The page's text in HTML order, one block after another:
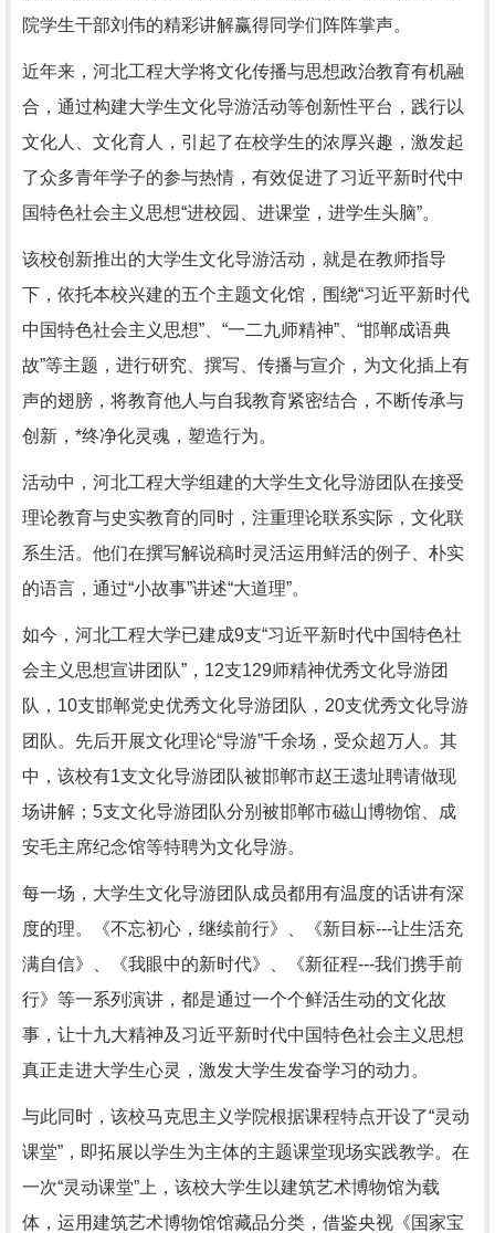
院学生干部刘伟的精彩讲解赢得同学们阵阵掌声。
近年来，河北工程大学将文化传播与思想政治教育有机融
合，通过构建大学生文化导游活动等创新性平台，践行以
文化人、文化育人，引起了在校学生的浓厚兴趣，激发起
了众多青年学子的参与热情，有效促进了习近平新时代中
国特色社会主义思想“进校园、进课堂，进学生头脑”。
该校创新推出的大学生文化导游活动，就是在教师指导
下，依托本校兴建的五个主题文化馆，围绕“习近平新时代
中国特色社会主义思想”、“一二九师精神”、“邯郸成语典
故”等主题，进行研究、撰写、传播与宣介，为文化插上有
声的翅膀，将教育他人与自我教育紧密结合，不断传承与
创新，*终净化灵魂，塑造行为。
活动中，河北工程大学组建的大学生文化导游团队在接受
理论教育与史实教育的同时，注重理论联系实际，文化联
系生活。他们在撰写解说稿时灵活运用鲜活的例子、朴实
的语言，通过“小故事”讲述“大道理”。
如今，河北工程大学已建成9支“习近平新时代中国特色社
会主义思想宣讲团队”，12支129师精神优秀文化导游团
队，10支邯郸党史优秀文化导游团队，20支优秀文化导游
团队。先后开展文化理论“导游”千余场，受众超万人。其
中，该校有1支文化导游团队被邯郸市赵王遗址聘请做现
场讲解；5支文化导游团队分别被邯郸市磁山博物馆、成
安毛主席纪念馆等特聘为文化导游。
每一场，大学生文化导游团队成员都用有温度的话讲有深
度的理。《不忘初心，继续前行》、《新目标---让生活充
满自信》、《我眼中的新时代》、《新征程---我们携手前
行》等一系列演讲，都是通过一个个鲜活生动的文化故
事，让十九大精神及习近平新时代中国特色社会主义思想
真正走进大学生心灵，激发大学生发奋学习的动力。
与此同时，该校马克思主义学院根据课程特点开设了“灵动
课堂”，即拓展以学生为主体的主题课堂现场实践教学。在
一次“灵动课堂”上，该校大学生以建筑艺术博物馆为载
体，运用建筑艺术博物馆馆藏品分类，借鉴央视《国家宝